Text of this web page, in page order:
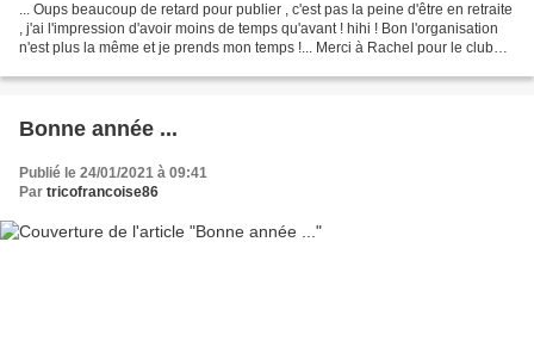
... Oups beaucoup de retard pour publier , c'est pas la peine d'être en retraite
, j'ai l'impression d'avoir moins de temps qu'avant ! hihi ! Bon l'organisation
n'est plus la même et je prends mon temps !... Merci à Rachel pour le club
Bonne année ...
Publié le 24/01/2021 à 09:41
Par tricofrancoise86